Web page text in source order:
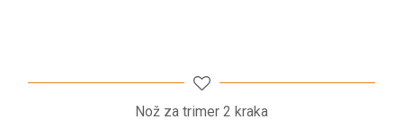
Nož za trimer 2 kraka